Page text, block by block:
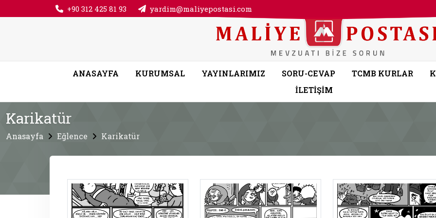
+90 312 425 81 93 yardim@maliyepostasi.com
ANASAYFA KURUMSAL YAYINLARIMIZ SORU-CEVAP TCMB KURLAR
İLETİŞİM
Karikatür
Anasayfa Eğlence Karikatür